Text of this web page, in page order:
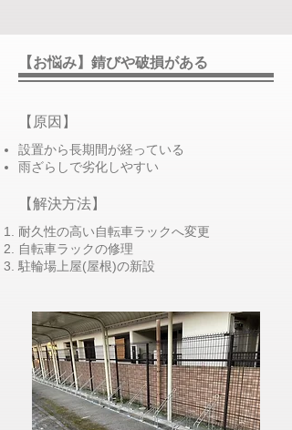
【お悩み】錆びや破損がある
​【原因】
設置から長期間が経っている
雨ざらしで劣化しやすい
​【解決方法】
耐久性の高い自転車ラックへ変更
​自転車ラックの修理
​駐輪場上屋(屋根)の新設